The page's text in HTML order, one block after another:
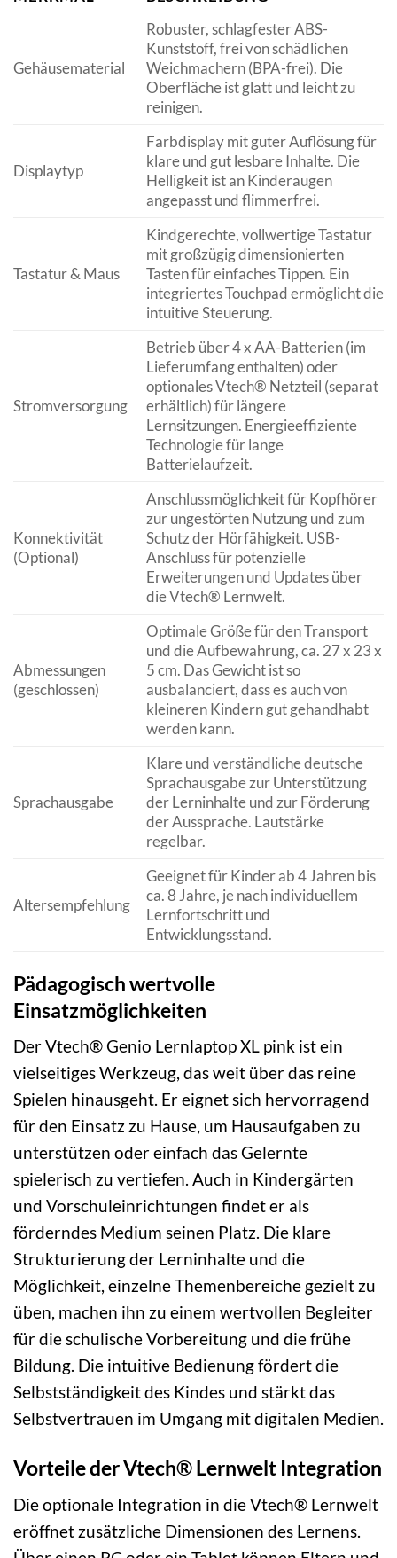
Gehäusematerial
Robuster, schlagfester ABS-
Kunststoff, frei von schädlichen
Weichmachern (BPA-frei). Die
Oberfläche ist glatt und leicht zu
reinigen.
Displaytyp
Farbdisplay mit guter Auflösung für
klare und gut lesbare Inhalte. Die
Helligkeit ist an Kinderaugen
angepasst und flimmerfrei.
Tastatur & Maus
Kindgerechte, vollwertige Tastatur
mit großzügig dimensionierten
Tasten für einfaches Tippen. Ein
integriertes Touchpad ermöglicht die
intuitive Steuerung.
Stromversorgung
Betrieb über 4 x AA-Batterien (im
Lieferumfang enthalten) oder
optionales Vtech® Netzteil (separat
erhältlich) für längere
Lernsitzungen. Energieeffiziente
Technologie für lange
Batterielaufzeit.
Konnektivität
(Optional)
Anschlussmöglichkeit für Kopfhörer
zur ungestörten Nutzung und zum
Schutz der Hörfähigkeit. USB-
Anschluss für potenzielle
Erweiterungen und Updates über
die Vtech® Lernwelt.
Abmessungen
(geschlossen)
Optimale Größe für den Transport
und die Aufbewahrung, ca. 27 x 23 x
5 cm. Das Gewicht ist so
ausbalanciert, dass es auch von
kleineren Kindern gut gehandhabt
werden kann.
Sprachausgabe
Klare und verständliche deutsche
Sprachausgabe zur Unterstützung
der Lerninhalte und zur Förderung
der Aussprache. Lautstärke
regelbar.
Altersempfehlung
Geeignet für Kinder ab 4 Jahren bis
ca. 8 Jahre, je nach individuellem
Lernfortschritt und
Entwicklungsstand.
Pädagogisch wertvolle
Einsatzmöglichkeiten
Der Vtech® Genio Lernlaptop XL pink ist ein
vielseitiges Werkzeug, das weit über das reine
Spielen hinausgeht. Er eignet sich hervorragend
für den Einsatz zu Hause, um Hausaufgaben zu
unterstützen oder einfach das Gelernte
spielerisch zu vertiefen. Auch in Kindergärten
und Vorschuleinrichtungen findet er als
förderndes Medium seinen Platz. Die klare
Strukturierung der Lerninhalte und die
Möglichkeit, einzelne Themenbereiche gezielt zu
üben, machen ihn zu einem wertvollen Begleiter
für die schulische Vorbereitung und die frühe
Bildung. Die intuitive Bedienung fördert die
Selbstständigkeit des Kindes und stärkt das
Selbstvertrauen im Umgang mit digitalen Medien.
Vorteile der Vtech® Lernwelt Integration
Die optionale Integration in die Vtech® Lernwelt
eröffnet zusätzliche Dimensionen des Lernens.